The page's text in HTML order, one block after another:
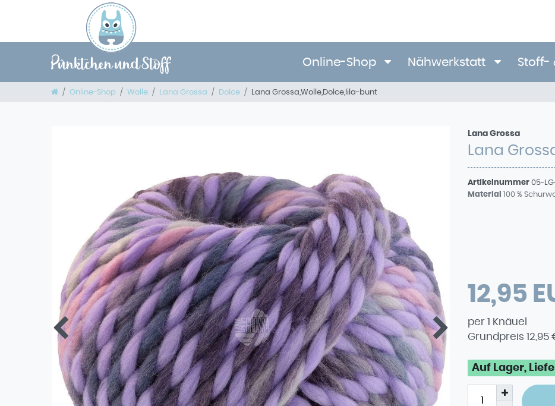
Online-Shop Nähwerkstatt Stoff-
Online-Shop Wolle Lana Grossa Dolce Lana Grossa,Wolle,Dolce,lila-bunt
Lana Grossa
Lana
Artikelnummer 05-
Material 100 %
12,95
per
Knäuel
Grundpreis
Auf Lager,